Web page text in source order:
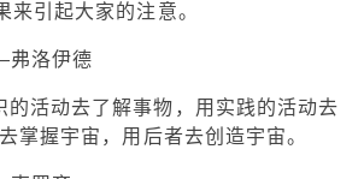
来引起大家的注意。
洛伊德
的活动去了解事物，用实践的活动去
掌握宇宙，用后者去创造宇宙。